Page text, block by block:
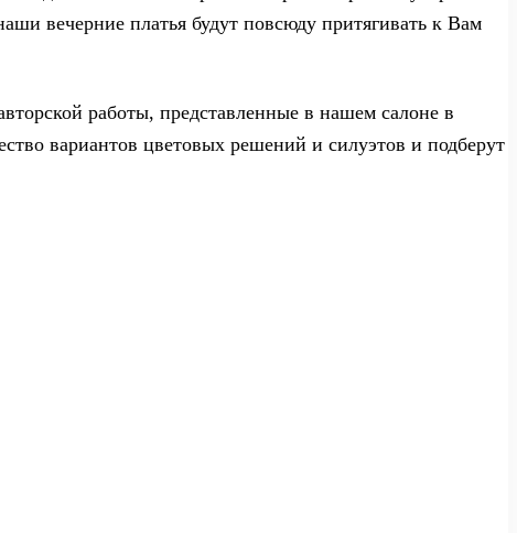
вечерние платья будут повсюду притягивать к Вам
работы, представленные в нашем салоне в
вариантов цветовых решений и силуэтов и подберут